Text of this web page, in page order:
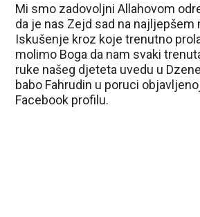
Mi smo zadovoljni Allahovom
da je nas Zejd sad na najljepšem
Iskušenje kroz koje trenutno
molimo Boga da nam svaki
ruke našeg djeteta uvedu u
babo Fahrudin u poruci
Facebook profilu.